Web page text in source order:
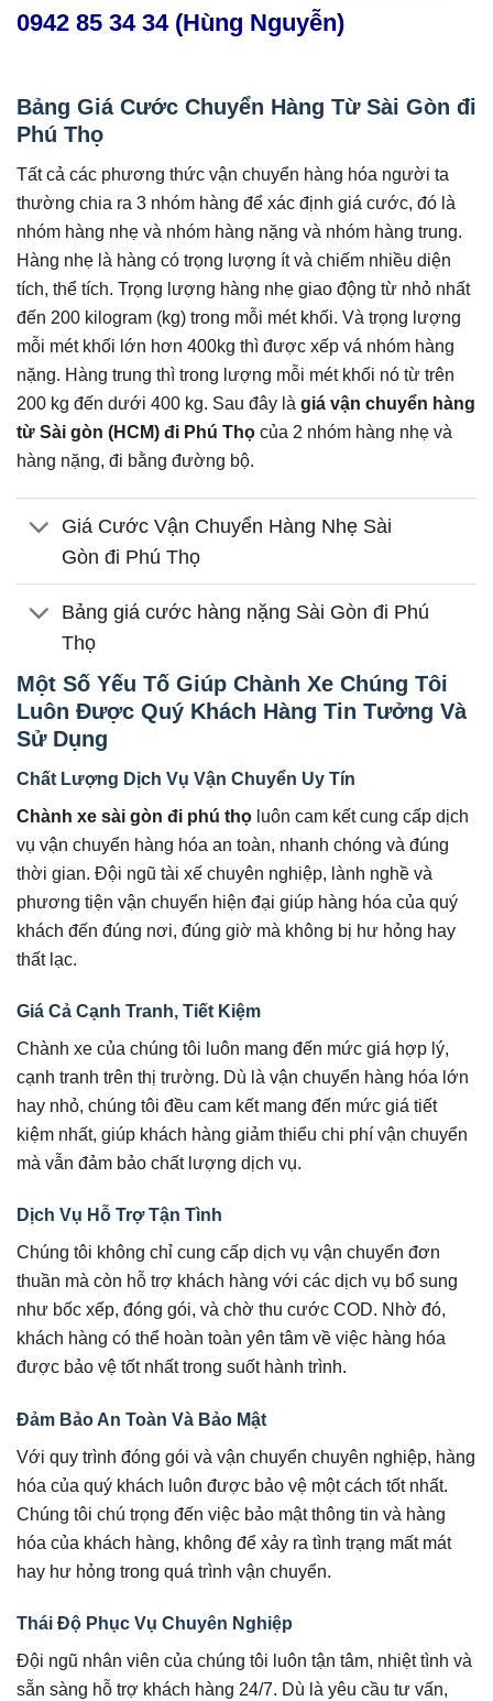
0942 85 34 34 (Hùng Nguyễn)
Bảng Giá Cước Chuyển Hàng Từ Sài Gòn đi
Phú Thọ
Tất cả các phương thức vận chuyển hàng hóa người ta
thường chia ra 3 nhóm hàng để xác định giá cước, đó là
nhóm hàng nhẹ và nhóm hàng nặng và nhóm hàng trung.
Hàng nhẹ là hàng có trọng lượng ít và chiếm nhiều diện
tích, thể tích. Trọng lượng hàng nhẹ giao động từ nhỏ nhất
đến 200 kilogram (kg) trong mỗi mét khối. Và trọng lượng
mỗi mét khối lớn hơn 400kg thì được xếp vá nhóm hàng
nặng. Hàng trung thì trong lượng mỗi mét khối nó từ trên
200 kg đến dưới 400 kg. Sau đây là giá vận chuyển hàng
từ Sài gòn (HCM) đi Phú Thọ của 2 nhóm hàng nhẹ và
hàng nặng, đi bằng đường bộ.
Giá Cước Vận Chuyển Hàng Nhẹ Sài
Gòn đi Phú Thọ
Bảng giá cước hàng nặng Sài Gòn đi Phú
Thọ
Một Số Yếu Tố Giúp Chành Xe Chúng Tôi
Luôn Được Quý Khách Hàng Tin Tưởng Và
Sử Dụng
Chất Lượng Dịch Vụ Vận Chuyển Uy Tín
Chành xe sài gòn đi phú thọ luôn cam kết cung cấp dịch
vụ vận chuyển hàng hóa an toàn, nhanh chóng và đúng
thời gian. Đội ngũ tài xế chuyên nghiệp, lành nghề và
phương tiện vận chuyển hiện đại giúp hàng hóa của quý
khách đến đúng nơi, đúng giờ mà không bị hư hỏng hay
thất lạc.
Giá Cả Cạnh Tranh, Tiết Kiệm
Chành xe của chúng tôi luôn mang đến mức giá hợp lý,
cạnh tranh trên thị trường. Dù là vận chuyển hàng hóa lớn
hay nhỏ, chúng tôi đều cam kết mang đến mức giá tiết
kiệm nhất, giúp khách hàng giảm thiểu chi phí vận chuyển
mà vẫn đảm bảo chất lượng dịch vụ.
Dịch Vụ Hỗ Trợ Tận Tình
Chúng tôi không chỉ cung cấp dịch vụ vận chuyển đơn
thuần mà còn hỗ trợ khách hàng với các dịch vụ bổ sung
như bốc xếp, đóng gói, và chờ thu cước COD. Nhờ đó,
khách hàng có thể hoàn toàn yên tâm về việc hàng hóa
được bảo vệ tốt nhất trong suốt hành trình.
Đảm Bảo An Toàn Và Bảo Mật
Với quy trình đóng gói và vận chuyển chuyên nghiệp, hàng
hóa của quý khách luôn được bảo vệ một cách tốt nhất.
Chúng tôi chú trọng đến việc bảo mật thông tin và hàng
hóa của khách hàng, không để xảy ra tình trạng mất mát
hay hư hỏng trong quá trình vận chuyển.
Thái Độ Phục Vụ Chuyên Nghiệp
Đội ngũ nhân viên của chúng tôi luôn tận tâm, nhiệt tình và
sẵn sàng hỗ trợ khách hàng 24/7. Dù là yêu cầu tư vấn,